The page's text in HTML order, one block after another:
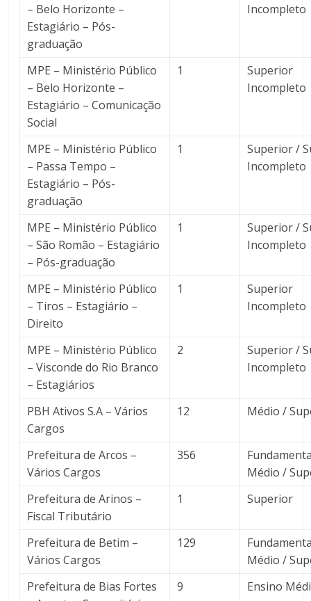
– Belo Horizonte –
Estagiário – Pós-
graduação
Incompleto
MPE – Ministério Público
– Belo Horizonte –
Estagiário – Comunicação
Social
1
Superior
Incompleto
MPE – Ministério Público
– Passa Tempo –
Estagiário – Pós-
graduação
1
Superior /
Incompleto
MPE – Ministério Público
– São Romão – Estagiário
– Pós-graduação
1
Superior /
Incompleto
MPE – Ministério Público
– Tiros – Estagiário –
Direito
1
Superior
Incompleto
MPE – Ministério Público
– Visconde do Rio Branco
– Estagiários
2
Superior /
Incompleto
PBH Ativos S.A – Vários
Cargos
12 Médio /
Prefeitura de Arcos –
Vários Cargos
356
Médio /
Prefeitura de Arinos –
Fiscal Tributário
1 Superior
Prefeitura de Betim –
Vários Cargos
129
Médio /
Prefeitura de Bias Fortes
9 Ensino